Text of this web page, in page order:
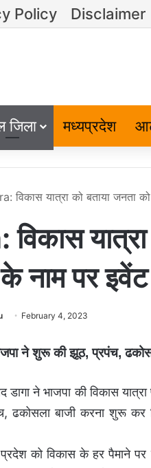
Policy Disclaimer
जिला मध्यप्रदेश
विकास यात्रा को बताया जनता
यात्रा
के नाम पर
February 4, 2023
ने शुरू की झूठ, प्रपंच,
डागा ने भाजपा की विकास
बाजी करना शुरू कर
प्रदेश को विकास के हर पैमाने